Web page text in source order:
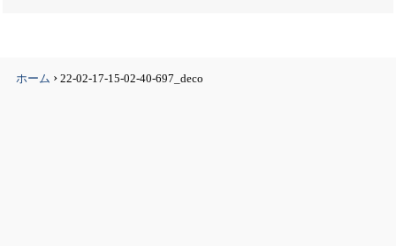
ホーム ›22-02-17-15-02-40-697_deco